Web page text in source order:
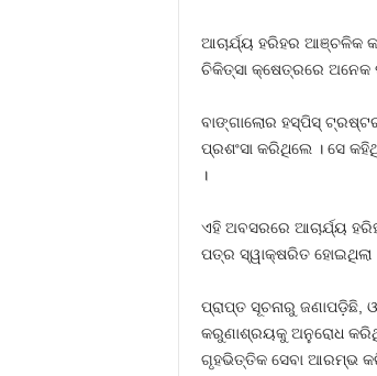
ଆଚାର୍ଯ୍ୟ ହରିହର ଆଞ୍ଚଳିକ
ଚିକିତ୍ସା କ୍ଷେତ୍ରରେ ଅନେକ
ବାଙ୍ଗାଲୋର ହସ୍ପିସ୍
ପ୍ରଶଂସା କରିଥିଲେ । ସେ
।
ଏହି ଅବସରରେ ଆଚାର୍ଯ୍ୟ
ପତ୍ର
ପ୍ରାପ୍ତ ସୂଚନାରୁ ଜଣାପଡ଼ିଛି,
କରୁଣାଶ୍ରୟକୁ ଅନୁରୋଧ
ଗୃହଭିତ୍ତିକ ସେବା ଆରମ୍ଭ